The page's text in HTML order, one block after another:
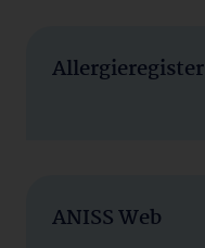
Allergieregister
ANISS Web